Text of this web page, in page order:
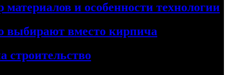
и особенности технологии
выбирают вместо кирпича
строительство